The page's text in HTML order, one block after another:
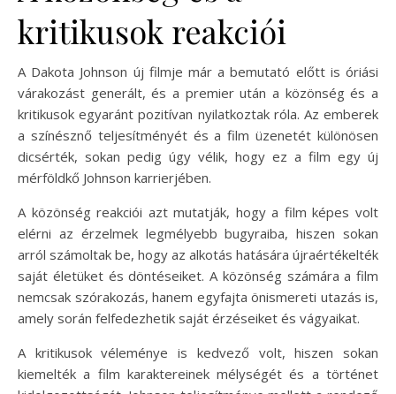
kritikusok reakciói
A Dakota Johnson új filmje már a bemutató előtt is óriási
várakozást generált, és a premier után a közönség és a
kritikusok egyaránt pozitívan nyilatkoztak róla. Az emberek
a színésznő teljesítményét és a film üzenetét különösen
dicsérték, sokan pedig úgy vélik, hogy ez a film egy új
mérföldkő Johnson karrierjében.
A közönség reakciói azt mutatják, hogy a film képes volt
elérni az érzelmek legmélyebb bugyraiba, hiszen sokan
arról számoltak be, hogy az alkotás hatására újraértékelték
saját életüket és döntéseiket. A közönség számára a film
nemcsak szórakozás, hanem egyfajta önismereti utazás is,
amely során felfedezhetik saját érzéseiket és vágyaikat.
A kritikusok véleménye is kedvező volt, hiszen sokan
kiemelték a film karaktereinek mélységét és a történet